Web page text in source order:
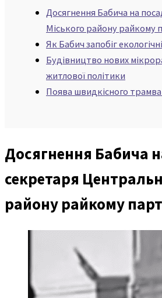
Досягнення Бабича на
Міського району райкому
Як Бабич запобіг
Будівництво нових
житлової політики
Поява швидкісного
Досягнення Бабича
секретаря
району райкому